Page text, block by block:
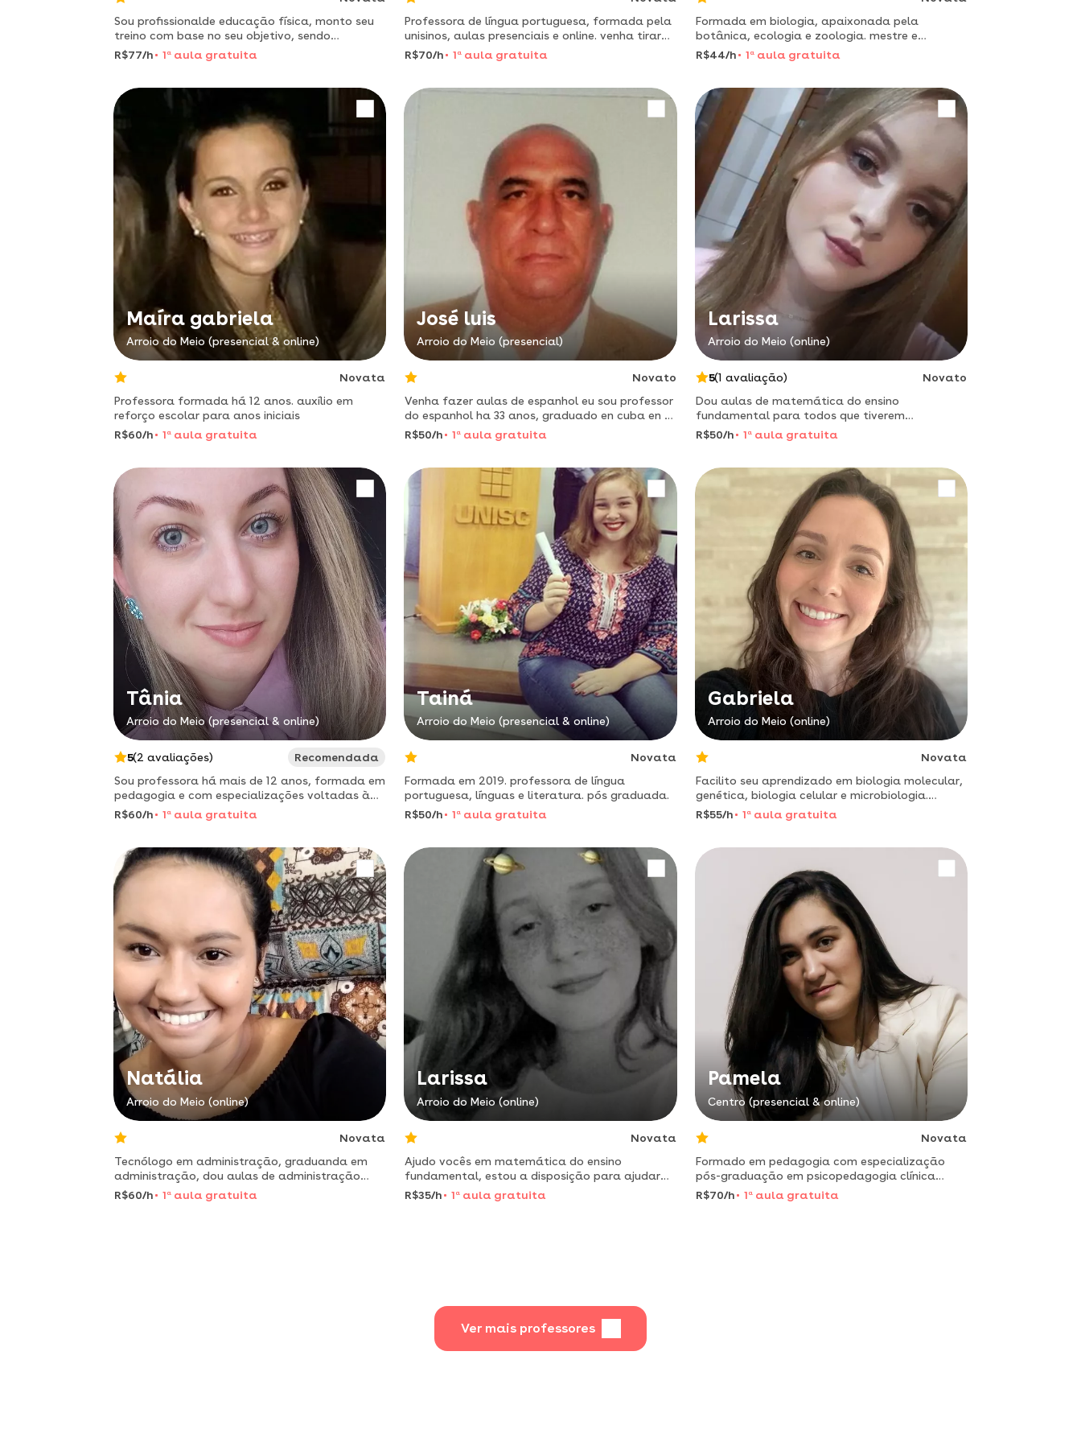
Sou profissionalde educação física, monto seu
treino com base no seu objetivo, sendo
emagrecer ou ganhar massa magra. mude seu
R$77/h 1 a aula gratuita
Professora de língua portuguesa, formada pela
unisinos, aulas presenciais e online. venha tirar
suas dúvidas!
R$70/h 1 a aula gratuita
Formada em biologia, apaixonada pela
botânica, ecologia e zoologia. mestre e
doutoranda em biotecnologia.
R$44/h 1 aaula gratuita
Maíra gabriela
Arroio do Meio (presencial & online)
Novata
Professora formada há 12 anos. auxílio em
reforço escolar para anos iniciais
R$60/h
1 a aula gratuita
José luis
Arroio do Meio (presencial)
Novato
Venha fazer aulas de espanhol eu sou professor
do espanhol ha 33 anos, graduado en cuba en el
ano 1982, estou morando en brasil
R$50/h 1 a aula gratuita
Larissa
Arroio do Meio (online)
5(1 avaliação)
Novato
Dou aulas de matemática do ensino
fundamental para todos que tiverem
dificuldade
R$50/h 1 aaula gratuita
Tânia
Arroio do Meio (presencial & online)
5(2 avaliações)
Recomendada
Sou professora há mais de 12 anos, formada em
pedagogia e com especializações voltadas à
forma como o cérebro da criança aprende, ao
desenvolvimento da mente criativa,
R$60/h 1 a aula gratuita
Tainá
Arroio do Meio (presencial & online)
Novata
Formada em 2019. professora de língua
portuguesa, línguas e literatura. pós graduada.
R$50/h
1 a aula gratuita
Gabriela
Arroio do Meio (online)
Novata
Facilito seu aprendizado em biologia molecular,
genética, biologia celular e microbiologia.
alunos do ensino médio á graduação. aulas
online com didática interativa :)
R$55/h 1 aaula gratuita
Natália
Arroio do Meio (online)
Novata
Tecnólogo em administração, graduanda em
administração, dou aulas de administração
para jovens a partir de 13 anos. aulas de
fixação e métodos revolucionários.
R$60/h 1 a aula gratuita
Larissa
Arroio do Meio (online)
Novata
Ajudo vocês em matemática do ensino
fundamental, estou a disposição para ajudar
das 18:00 as 20:00 nos dias da semana e
qualquer horário nos sábados! eu ensino do
R$35/h 1 a aula gratuita
Pamela
Centro (presencial & online)
Novata
Formado em pedagogia com especialização
pós-graduação em psicopedagogia clínica
institucional e uma pós-graduação em gestão
R$70/h 1 aaula gratuita
Ver mais professores